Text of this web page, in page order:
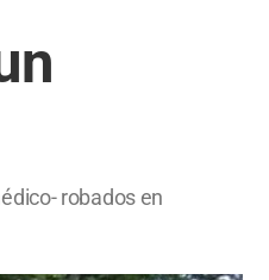
robados en